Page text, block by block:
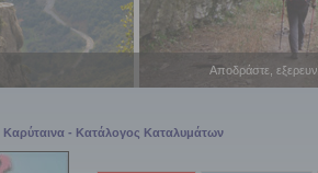
Αποδράστε,
Καρύταινα - Κατάλογος Καταλυμάτων